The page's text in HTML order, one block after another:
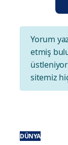
Yorum
etmiş
sitemiz
DÜNYA